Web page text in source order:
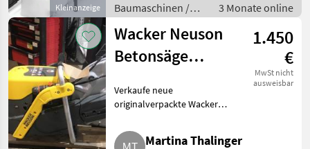
Kleinanzeige
Baumaschinen /
Kleingeräte
3 Monate online
Wacker Neuson
Betonsäge
1.450
€
MwSt nicht
ausweisbar
Verkaufe neue
originalverpackte Wacker
Baumaschinen Kleingeräte
Martina Thalinger